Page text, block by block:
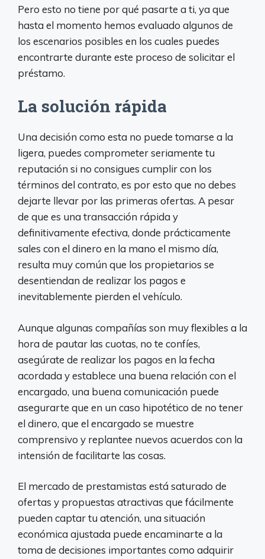
Pero esto no tiene por qué pasarte a ti, ya que
hasta el momento hemos evaluado algunos de
los escenarios posibles en los cuales puedes
encontrarte durante este proceso de solicitar el
préstamo.
La solución rápida
Una decisión como esta no puede tomarse a la
ligera, puedes comprometer seriamente tu
reputación si no consigues cumplir con los
términos del contrato, es por esto que no debes
dejarte llevar por las primeras ofertas. A pesar
de que es una transacción rápida y
definitivamente efectiva, donde prácticamente
sales con el dinero en la mano el mismo día,
resulta muy común que los propietarios se
desentiendan de realizar los pagos e
inevitablemente pierden el vehículo.
Aunque algunas compañías son muy flexibles a la
hora de pautar las cuotas, no te confíes,
asegúrate de realizar los pagos en la fecha
acordada y establece una buena relación con el
encargado, una buena comunicación puede
asegurarte que en un caso hipotético de no tener
el dinero, que el encargado se muestre
comprensivo y replantee nuevos acuerdos con la
intensión de facilitarte las cosas.
El mercado de prestamistas está saturado de
ofertas y propuestas atractivas que fácilmente
pueden captar tu atención, una situación
económica ajustada puede encaminarte a la
toma de decisiones importantes como adquirir